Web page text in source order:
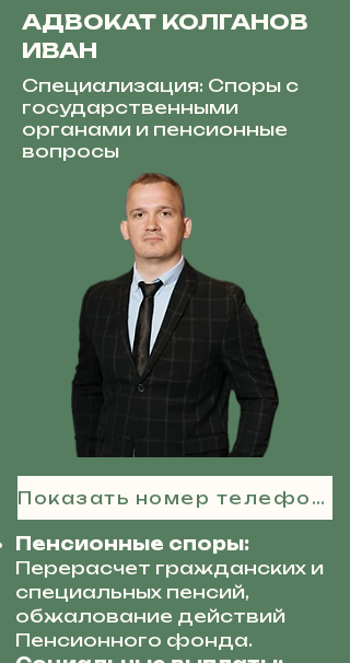
АДВОКАТ КОЛГАНОВ
ИВАН
Специализация: Споры с
государственными
органами и пенсионные
вопросы
Показать номер телефона
Пенсионные споры:
Перерасчет гражданских и
специальных пенсий,
обжалование действий
Пенсионного фонда.